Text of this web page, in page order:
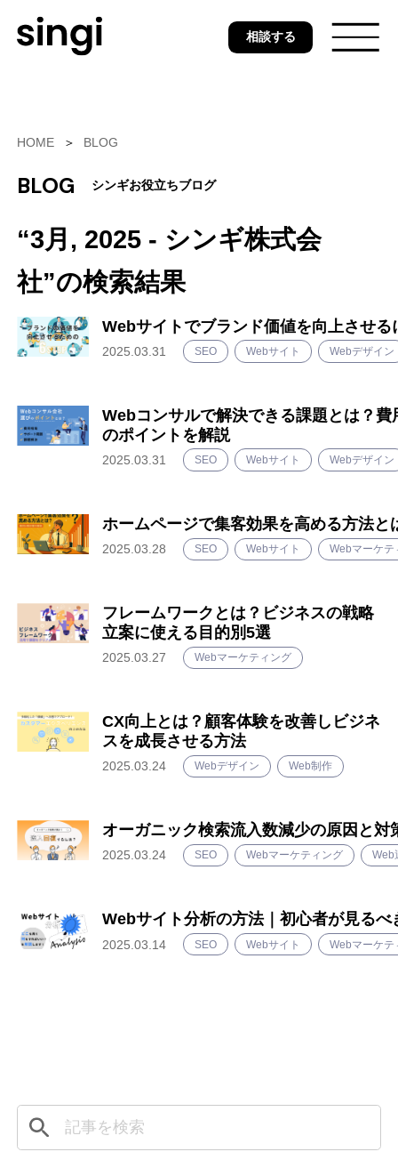
トップ
サービス
シンギについて
資料ダウンロード
プライバシーポリシー
相談する
HOME BLOG
BLOG シンギお役立ちブログ
“3月, 2025 - シンギ株式会
社”の検索結果
Webサイトでブランド価値を向上させ
2025.03.31 SEO Webサイト Webデザイン
Webコンサルで解決できる課題とは？費
のポイントを解説
2025.03.31 SEO Webサイト Webデザイン
ホームページで集客効果を高める方法と
2025.03.28 SEO Webサイト Webマーケテ
フレームワークとは？ビジネスの戦略
立案に使える目的別5選
2025.03.27 Webマーケティング
CX向上とは？顧客体験を改善しビジネ
スを成長させる方法
2025.03.24 Webデザイン Web制作
オーガニック検索流入数減少の原因と対
2025.03.24 SEO Webマーケティング Web
Webサイト分析の方法｜初心者が見る
2025.03.14 SEO Webサイト Webマーケテ